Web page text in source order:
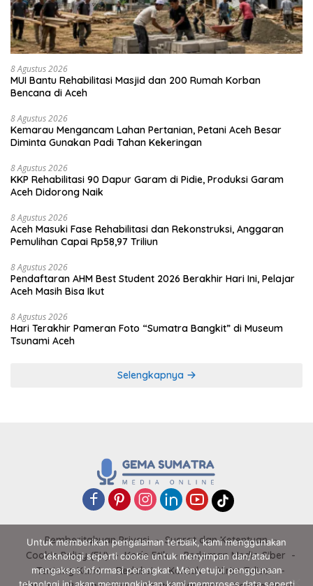
8 Agustus 2026
MUI Bantu Rehabilitasi Masjid dan 200 Rumah Korban
Bencana di Aceh
8 Agustus 2026
Kemarau Mengancam Lahan Pertanian, Petani Aceh Besar
Diminta Gunakan Padi Tahan Kekeringan
8 Agustus 2026
KKP Rehabilitasi 90 Dapur Garam di Pidie, Produksi Garam
Aceh Didorong Naik
8 Agustus 2026
Aceh Masuki Fase Rehabilitasi dan Rekonstruksi, Anggaran
Pemulihan Capai Rp58,97 Triliun
8 Agustus 2026
Pendaftaran AHM Best Student 2026 Berakhir Hari Ini, Pelajar
Aceh Masih Bisa Ikut
8 Agustus 2026
Hari Terakhir Pameran Foto “Sumatra Bangkit” di Museum
Tsunami Aceh
Selengkapnya
Pemberitahuan Privasi
Syarat dan Ketentuan
Cookie Policy (EU)
Kode Etik
Pedoman Media Siber
Tentang Kami
Redaksi Kontak
Kirim Tulisan
Untuk memberikan pengalaman terbaik, kami menggunakan
teknologi seperti cookie untuk menyimpan dan/atau
mengakses informasi perangkat. Menyetujui penggunaan